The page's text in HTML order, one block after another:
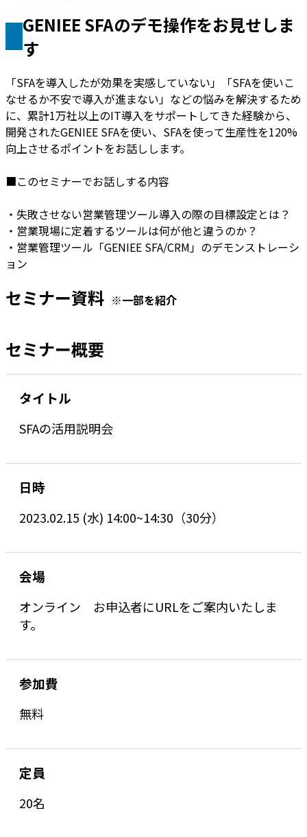
GENIEE SFAのデモ操作をお見せしま
す
「SFAを導入したが効果を実感していない」「SFAを使いこ
なせるか不安で導入が進まない」などの悩みを解決するため
に、累計1万社以上のIT導入をサポートしてきた経験から、
開発されたGENIEE SFAを使い、SFAを使って生産性を120%
向上させるポイントをお話しします。
■このセミナーでお話しする内容
・失敗させない営業管理ツール導入の際の目標設定とは？
・営業現場に定着するツールは何が他と違うのか？
・営業管理ツール「GENIEE SFA/CRM」のデモンストレーシ
ョン
セミナー資料 ※一部を紹介
セミナー概要
タイトル
SFAの活用説明会
日時
2023.02.15 (水) 14:00~14:30（30分）
会場
オンライン お申込者にURLをご案内いたしま
す。
参加費
無料
定員
20名